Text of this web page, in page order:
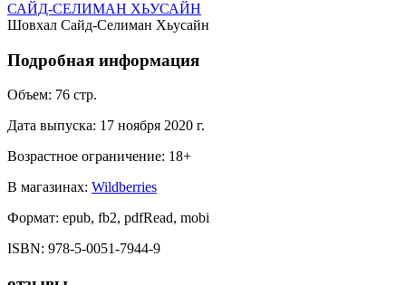
САЙД-СЕЛИМАН ХЬУСАЙН
Шовхал Сайд-Селиман Хьусайн
Подробная информация
Объем: 76 стр.
Дата выпуска: 17 ноября 2020 г.
Возрастное ограничение: 18+
В магазинах: Wildberries
Формат: epub, fb2, pdfRead, mobi
ISBN: 978-5-0051-7944-9